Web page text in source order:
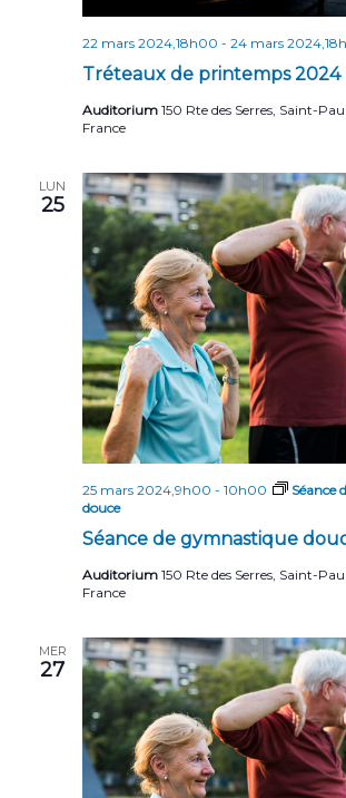
Tréteaux de printemps 2024
22 mars 2024,18h00 - 24 mars
Auditorium 150 Rte des Serres, Saint-
France
LUN
25
Séance de gymnastique
25 mars 2024,9h00 - 10h00
Séance
douce
Auditorium 150 Rte des Serres, Saint-
France
MER
27